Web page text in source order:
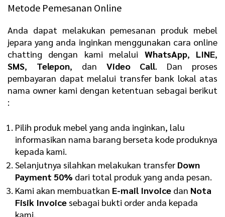
Metode Pemesanan Online
Anda dapat melakukan pemesanan produk mebel
jepara yang anda inginkan menggunakan cara online
chatting dengan kami melalui WhatsApp, LINE,
SMS, Telepon, dan Video Call. Dan proses
pembayaran dapat melalui transfer bank lokal atas
nama owner kami dengan ketentuan sebagai berikut
:
Pilih produk mebel yang anda inginkan, lalu
informasikan nama barang berseta kode produknya
kepada kami.
Selanjutnya silahkan melakukan transfer Down
Payment 50% dari total produk yang anda pesan.
Kami akan membuatkan E-mail Invoice dan Nota
Fisik Invoice sebagai bukti order anda kepada
kami.